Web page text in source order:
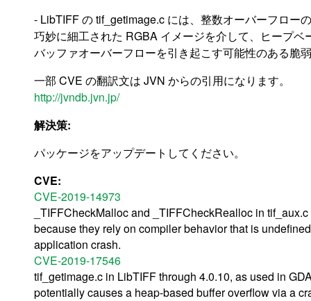
- LibTIFF の tif_getimage.c には、整数オーバーフロー
巧妙に細工された RGBA イメージを介して、ヒープベ
バッファオーバーフローを引き起こす可能性のある脆
一部 CVE の翻訳文は JVN からの引用になります。
http://jvndb.jvn.jp/
解決策:
パッケージをアップデートしてください。
CVE:
CVE-2019-14973
_TIFFCheckMalloc and _TIFFCheckRealloc in
because they rely on compiler behavior that is
application crash.
CVE-2019-17546
tif_getimage.c in LibTIFF through 4.0.10, as used in
potentially causes a heap-based buffer overflow via a